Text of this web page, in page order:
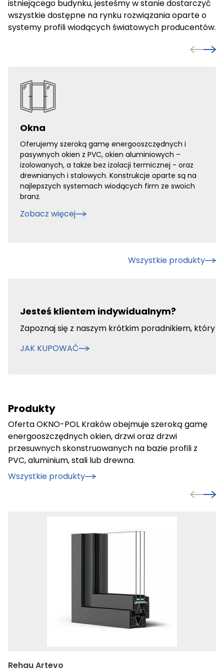
cenne dla wydawców i reklamodawców strony trzeciej.
Nieklasyfikowane
Nieklasyfikowane pliki cookie, to pliki, które są w procesie
Akceptuj wszystkie
istniejącego budynku, jesteśmy w stanie dostarczyć
wszystkie dostępne na rynku rozwiązania oparte o
systemy profili wiodących światowych producentów.
Okna
Oferujemy szeroką gamę energooszczędnych i
pasywnych okien z PVC, okien aluminiowych –
izolowanych, a także bez izolacji termicznej - oraz
drewnianych i stalowych. Konstrukcje oparte są na
najlepszych systemach wiodących firm ze swoich
branż.
Zobacz więcej
Wszystkie produkty
Jesteś klientem indywidualnym?
Zapoznaj się z naszym krótkim poradnikiem, który
JAK KUPOWAĆ
Produkty
Oferta OKNO-POL Kraków obejmuje szeroką gamę
energooszczędnych okien, drzwi oraz drzwi
przesuwnych skonstruowanych na bazie profili z
PVC, aluminium, stali lub drewna.
Wszystkie produkty
Rehau Artevo